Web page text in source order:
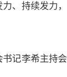
、持续发力，
记李希主持会